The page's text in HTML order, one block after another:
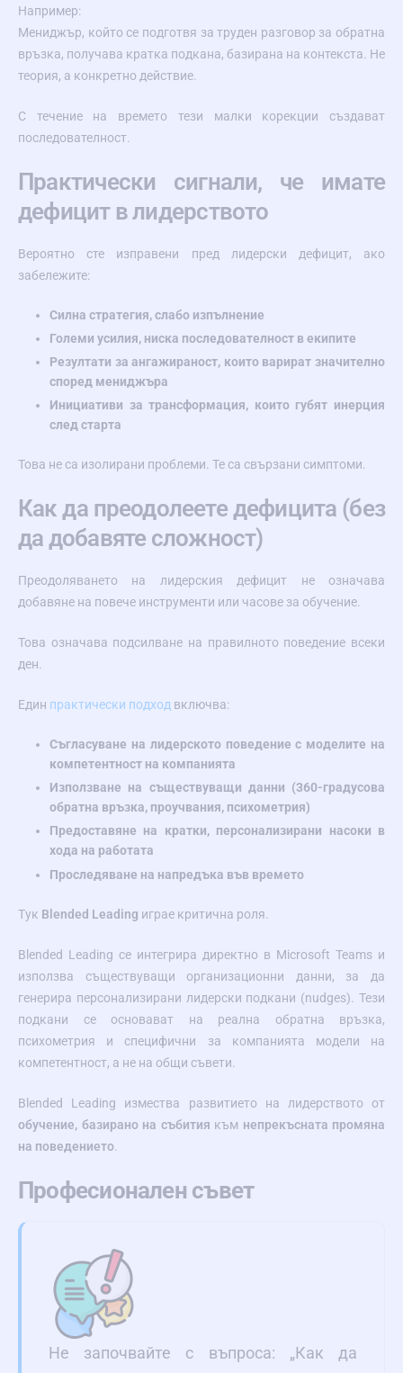
Например:
Мениджър, който се подготвя за труден разговор за обратна
връзка, получава кратка подкана, базирана на контекста. Не
теория, а конкретно действие.
С течение на времето тези малки корекции създават
последователност.
Практически сигнали, че имате
дефицит в лидерството
Вероятно сте изправени пред лидерски дефицит, ако
забележите:
Силна стратегия, слабо изпълнение
Големи усилия, ниска последователност в екипите
Резултати за ангажираност, които варират значително
според мениджъра
Инициативи за трансформация, които губят инерция
след старта
Това не са изолирани проблеми. Те са свързани симптоми.
Как да преодолеете дефицита (без
да добавяте сложност)
Преодоляването на лидерския дефицит не означава
добавяне на повече инструменти или часове за обучение.
Това означава подсилване на правилното поведение всеки
ден.
Един практически подход включва:
Съгласуване на лидерското поведение с моделите на
компетентност на компанията
Използване на съществуващи данни (360-градусова
обратна връзка, проучвания, психометрия)
Предоставяне на кратки, персонализирани насоки в
хода на работата
Проследяване на напредъка във времето
Тук Blended Leading играе критична роля.
Blended Leading се интегрира директно в Microsoft Teams и
използва съществуващи организационни данни, за да
генерира персонализирани лидерски подкани (nudges). Тези
подкани се основават на реална обратна връзка,
психометрия и специфични за компанията модели на
компетентност, а не на общи съвети.
Blended Leading измества развитието на лидерството от
обучение, базирано на събития към непрекъсната промяна
на поведението
Професионален съвет
Не започвайте с въпроса: „Как да